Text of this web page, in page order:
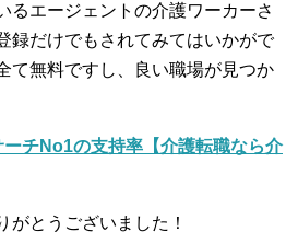
るエージェントの介護ワーカーさ
録だけでもされてみてはいかがで
て無料ですし、良い職場が見つか
ーチNo1の支持率【介護転職なら介
がとうございました！